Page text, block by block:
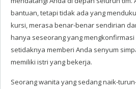
bantuan, tetapi tidak ada yang
kursi, merasa benar-benar sendirian
hanya seseorang yang
setidaknya memberi Anda senyum
memiliki istri yang bekerja.
Seorang wanita yang sedang naik-